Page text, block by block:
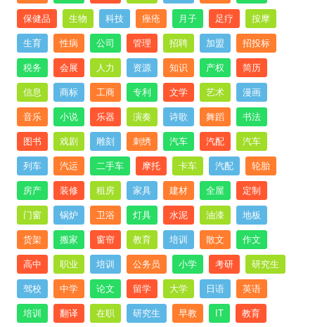
保健品 生物 科技 痤疮 月子 足疗 按摩
生育 性病 公司 管理 招聘 加盟 招投标
税务 会展 人力 资源 知识 产权 简历
信息 商标 工商 专利 文学 艺术 漫画
音乐 小说 乐器 演奏 诗歌 舞蹈 书法
图书 戏剧 雕刻 刺绣 汽车 汽配 汽车
列车 汽运 二手车 摩托 卡车 汽配 轮胎
房产 装修 租房 家具 建材 全屋 定制
门窗 锅炉 卫浴 灯具 水泥 油漆 地板
货架 搬家 窗帘 教育 培训 散文 作文
高中 职业 培训 公务员 小学 考研 研究生
驾校 中学 论文 留学 大学 日语 英语
培训 翻译 在职 研究生 早教 IT 教育